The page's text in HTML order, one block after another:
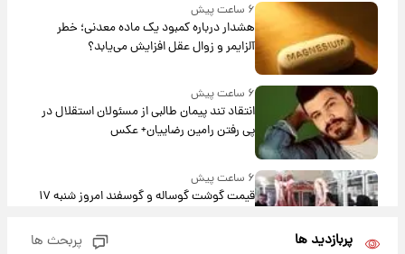
۶ ساعت پیش
هشدار درباره کمبود یک ماده معدنی؛ خطر
آلزایمر و زوال عقل افزایش می‌یابد؟
۶ ساعت پیش
انتقاد تند پیمان طالبی از مسئولان استقلال در
پی رفتن رامین رضاییان+ عکس
۶ ساعت پیش
قیمت گوشت گوساله و گوسفند امروز شنبه ۱۷
پربازدید ها پربحث ها